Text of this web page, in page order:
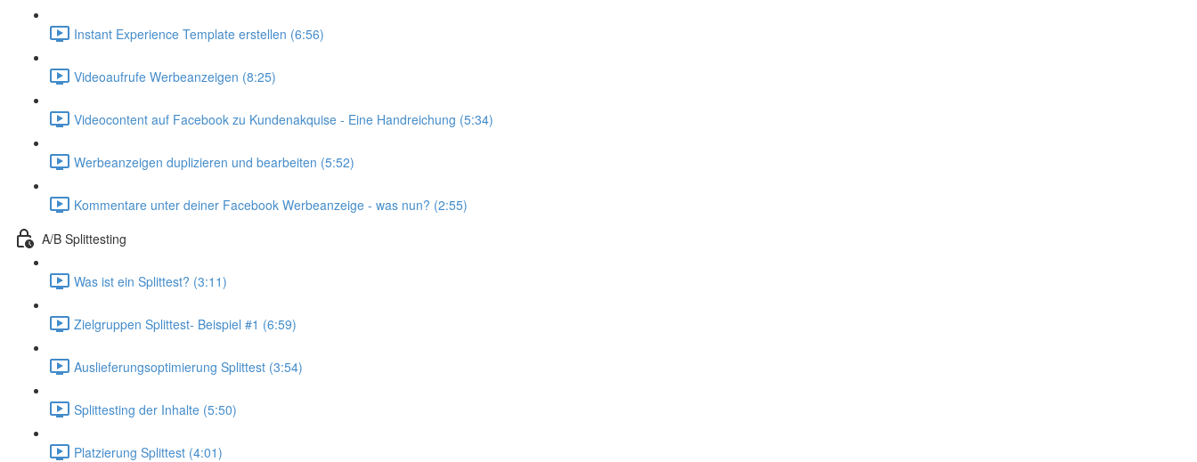
Instant Experience Template erstellen (6:56)
Videoaufrufe Werbeanzeigen (8:25)
Videocontent auf Facebook zu Kundenakquise - Eine Handreichung (5:34)
Werbeanzeigen duplizieren und bearbeiten (5:52)
Kommentare unter deiner Facebook Werbeanzeige - was nun? (2:55)
A/B Splittesting
Was ist ein Splittest? (3:11)
Zielgruppen Splittest- Beispiel #1 (6:59)
Auslieferungsoptimierung Splittest (3:54)
Splittesting der Inhalte (5:50)
Platzierung Splittest (4:01)